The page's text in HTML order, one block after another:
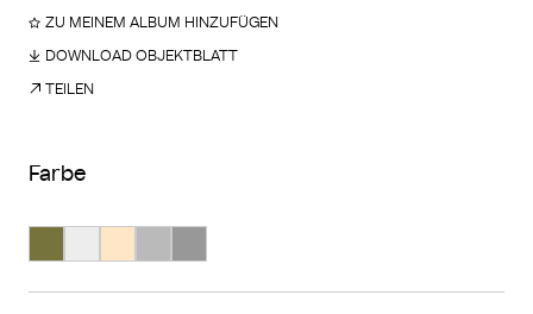
ZU MEINEM ALBUM HINZUFÜGEN
DOWNLOAD OBJEKTBLATT
TEILEN
Farbe